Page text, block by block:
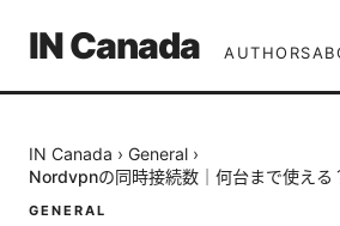
IN Canada AUTHORS
IN Canada › General ›
Nordvpnの同時接続数｜何台まで使える
GENERAL